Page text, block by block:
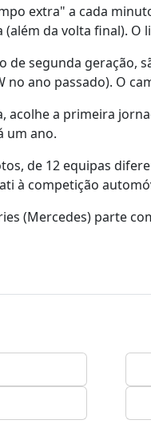
extra" a cada
da volta final). O
de segunda geração,
no ano passado). O
acolhe a primeira
um ano.
de 12 equipas
à competição
(Mercedes) parte